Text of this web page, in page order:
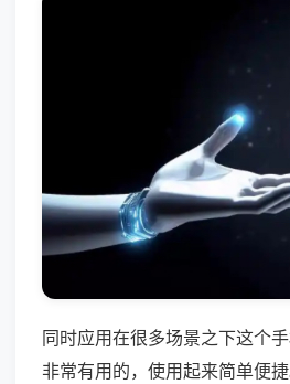
同时应用在很多场景之下这个
非常有用的，使用起来简单便